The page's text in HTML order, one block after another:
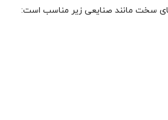
سخت مانند صنایعی زیر مناسب است: